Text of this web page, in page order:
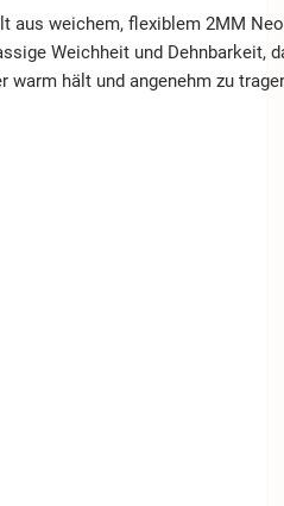
aus weichem, flexiblem 2MM
Weichheit und Dehnbarkeit,
warm hält und angenehm zu